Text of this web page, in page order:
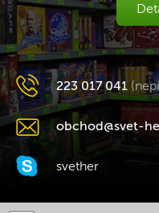
223 017 041
obchod@svet-
svether